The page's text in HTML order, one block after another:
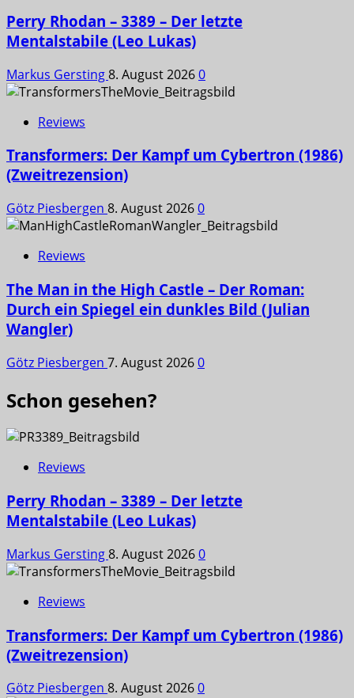
Perry Rhodan – 3389 – Der letzte
Mentalstabile (Leo Lukas)
Markus Gersting8. August 20260
Reviews
Transformers: Der Kampf um Cybertron (1986)
(Zweitrezension)
Götz Piesbergen 8. August 20260
Reviews
The Man in the High Castle – Der Roman:
Durch ein Spiegel ein dunkles Bild (Julian
Wangler)
Götz Piesbergen 7. August 20260
Schon gesehen?
Reviews
Perry Rhodan – 3389 – Der letzte
Mentalstabile (Leo Lukas)
Markus Gersting8. August 20260
Reviews
Transformers: Der Kampf um Cybertron (1986)
(Zweitrezension)
Götz Piesbergen 8. August 20260